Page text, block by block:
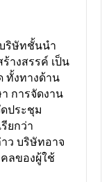
ริษัทชั้นนำ
างสรรค์ เป็น
ทั้งทางด้าน
การจัดงาน
ประชุม
ยกว่า
ว บริษัทอาจ
ลของผู้ใช้